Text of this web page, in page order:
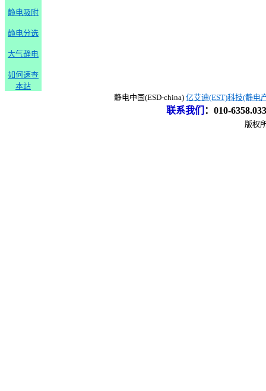
静电吸附
静电分选
大气静电
如何速查
本站
静电中国(ESD-china) 亿艾迪(EST)科技(静电
联系我们 ： 010-
版权